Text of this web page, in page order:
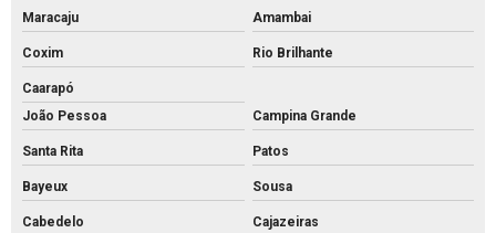
Maracaju Amambai
Coxim Rio Brilhante
Caarapó
João Pessoa
Campina Grande
Santa Rita Patos
Bayeux Sousa
Cabedelo Cajazeiras